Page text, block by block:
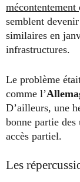
mécontentement
semblent
similaires en
infrastructures.
Le problème
comme l’
D’ailleurs, une
bonne partie
accès partiel.
Les